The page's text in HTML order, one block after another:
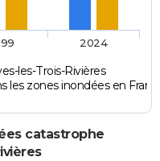
les-Trois-Rivières
les zones inondées en
2024
catastrophe